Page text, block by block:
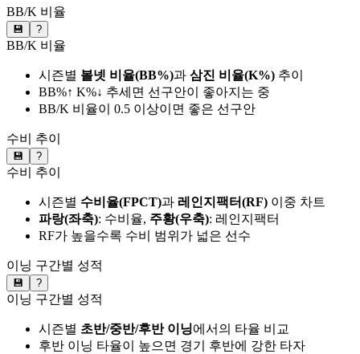
BB/K 비율
💾 ?
BB/K 비율
시즌별 볼넷 비율(BB%)과 삼진 비율(K%) 추이
BB%↑ K%↓ 추세면 선구안이 좋아지는 중
BB/K 비율이 0.5 이상이면 좋은 선구안
수비 추이
💾 ?
수비 추이
시즌별 수비율(FPCT)과 레인지팩터(RF) 이중 차트
파랑(좌축): 수비율, 주황(우축): 레인지팩터
RF가 높을수록 수비 범위가 넓은 선수
이닝 구간별 성적
💾 ?
이닝 구간별 성적
시즌별 초반/중반/후반 이닝에서의 타율 비교
후반 이닝 타율이 높으면 경기 후반에 강한 타자